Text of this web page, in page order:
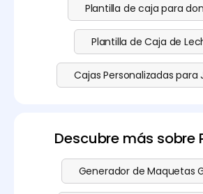
Plantilla de caja para
Plantilla de Caja de
Cajas Personalizadas para
Descubre más sobre
Generador de Maquetas